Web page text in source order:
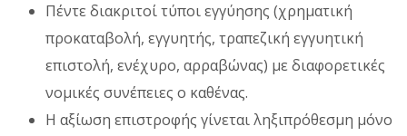
Πέντε διακριτοί τύποι εγγύησης (χρηματική
προκαταβολή, εγγυητής, τραπεζική εγγυητική
επιστολή, ενέχυρο, αρραβώνας) με διαφορετικές
νομικές συνέπειες ο καθένας.
Η αξίωση επιστροφής γίνεται ληξιπρόθεσμη μόνο